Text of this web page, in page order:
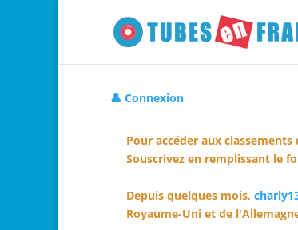
👤 Connexion
Pour accéder aux
Souscrivez en remplissant le
Depuis quelques mois,
Royaume-Uni et de